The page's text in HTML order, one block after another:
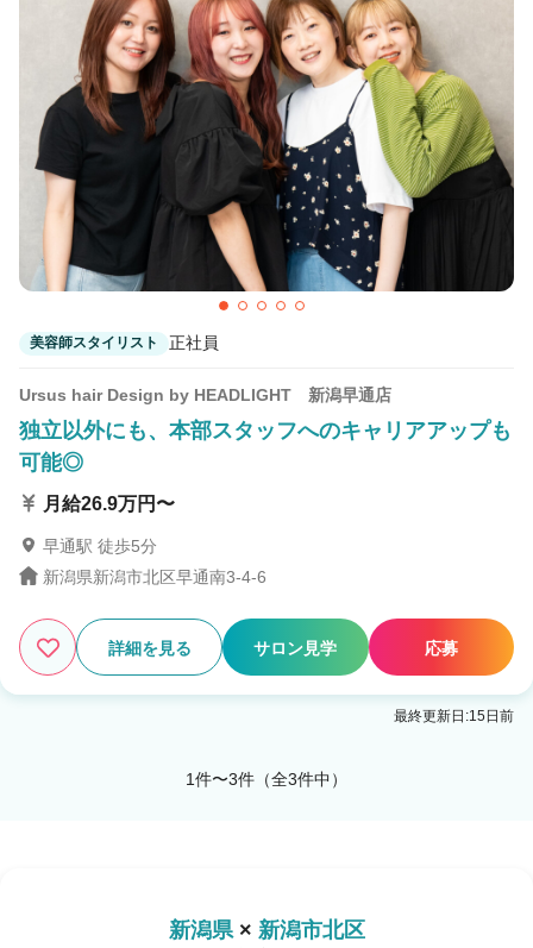
美容師スタイリスト 正社員
Ursus hair Design by HEADLIGHT 新潟早通店
独立以外にも、本部スタッフへのキャリアアップも
可能◎
月給26.9万円〜
早通駅 徒歩5分
新潟県新潟市北区早通南3-4-6
詳細を見る サロン見学 応募
最終更新日:15日前
1件〜3件（全3件中）
新潟県× 新潟市北区